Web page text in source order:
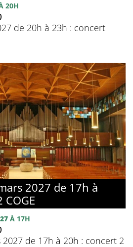
20H
de 20h à 23h : concert
2027 de 17h à
À 17H
de 17h à 20h : concert 2